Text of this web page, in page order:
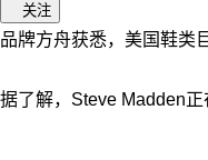
关注
品牌方舟获悉， 美国鞋类
据了解，Steve Madden